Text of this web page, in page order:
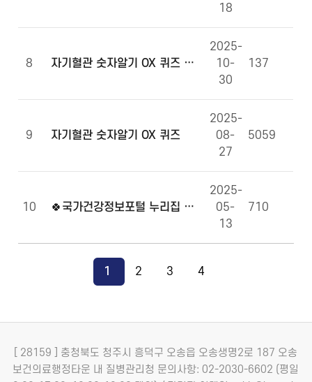
18
8 자기혈관 숫자알기 OX 퀴즈 당첨자 발표
2025-
10-
30
137
9 자기혈관 숫자알기 OX 퀴즈
2025-
08-
27
5059
10 🍀국가건강정보포털 누리집 만족도 조사에 참여해주세요!🍀
2025-
05-
13
710
1 2 3 4
[ 28159 ] 충청북도 청주시 흥덕구 오송읍 오송생명2로 187 오송
보건의료행정타운 내 질병관리청 문의사항: 02-2030-6602 (평일